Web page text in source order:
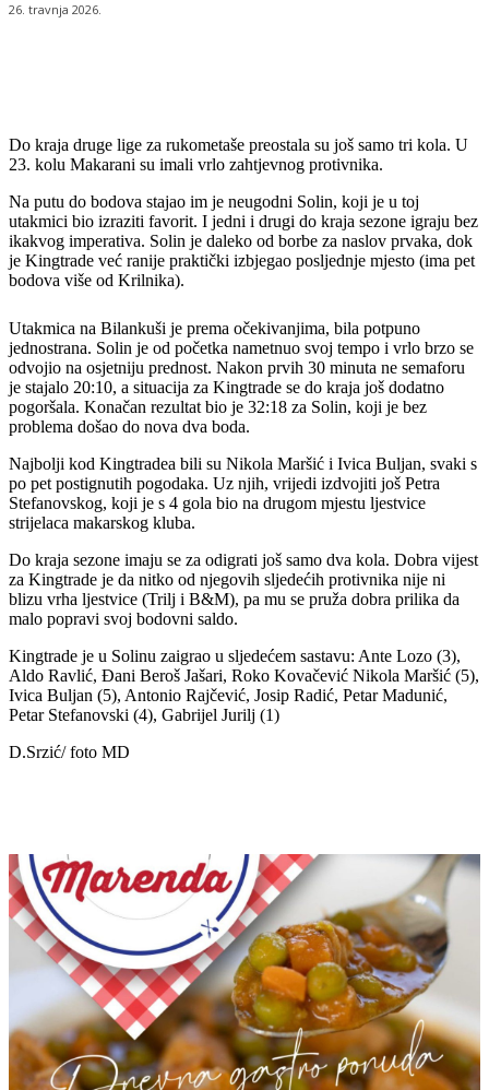
26. travnja 2026.
Do kraja druge lige za rukometaše preostala su još samo tri kola. U
23. kolu Makarani su imali vrlo zahtjevnog protivnika.
Na putu do bodova stajao im je neugodni Solin, koji je u toj
utakmici bio izraziti favorit. I jedni i drugi do kraja sezone igraju bez
ikakvog imperativa. Solin je daleko od borbe za naslov prvaka, dok
je Kingtrade već ranije praktički izbjegao posljednje mjesto (ima pet
bodova više od Krilnika).
Utakmica na Bilankuši je prema očekivanjima, bila potpuno
jednostrana. Solin je od početka nametnuo svoj tempo i vrlo brzo se
odvojio na osjetniju prednost. Nakon prvih 30 minuta ne semaforu
je stajalo 20:10, a situacija za Kingtrade se do kraja još dodatno
pogoršala. Konačan rezultat bio je 32:18 za Solin, koji je bez
problema došao do nova dva boda.
Najbolji kod Kingtradea bili su Nikola Maršić i Ivica Buljan, svaki s
po pet postignutih pogodaka. Uz njih, vrijedi izdvojiti još Petra
Stefanovskog, koji je s 4 gola bio na drugom mjestu ljestvice
strijelaca makarskog kluba.
Do kraja sezone imaju se za odigrati još samo dva kola. Dobra vijest
za Kingtrade je da nitko od njegovih sljedećih protivnika nije ni
blizu vrha ljestvice (Trilj i B&M), pa mu se pruža dobra prilika da
malo popravi svoj bodovni saldo.
Kingtrade je u Solinu zaigrao u sljedećem sastavu: Ante Lozo (3),
Aldo Ravlić, Đani Beroš Jašari, Roko Kovačević Nikola Maršić (5),
Ivica Buljan (5), Antonio Rajčević, Josip Radić, Petar Madunić,
Petar Stefanovski (4), Gabrijel Jurilj (1)
D.Srzić/ foto MD